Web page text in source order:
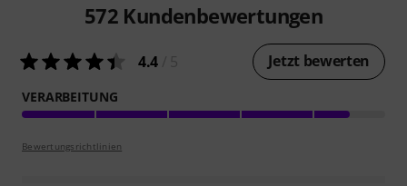
572 Kundenbewertungen
4.4 Jetzt bewerten
VERARBEITUNG
Bewertungsrichtlinien